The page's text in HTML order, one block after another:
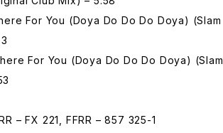
For You (Doya Do Do Do Doya) (Slam
For You (Doya Do Do Do Doya) (Slam
– FX 221, FFRR – 857 325-1